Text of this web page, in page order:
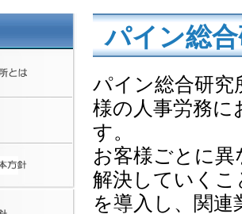
パイン総
パイン総合研究
様の人事労務
す。
お客様ごとに
解決していくこ
を導入し、関